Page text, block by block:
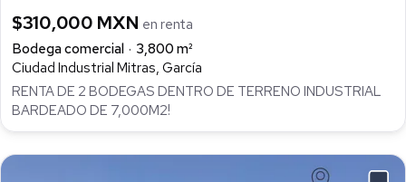
$310,000 MXN en renta
Bodega comercial
3,800 m²
Ciudad Industrial Mitras, García
RENTA DE 2 BODEGAS DENTRO DE TERRENO INDUSTRIAL
BARDEADO DE 7,000M2!